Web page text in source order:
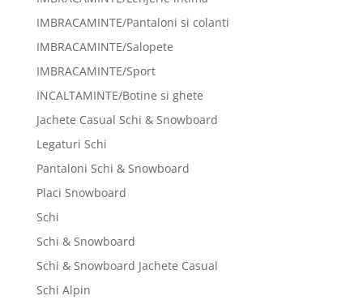
IMBRACAMINTE/Pantaloni si colanti
IMBRACAMINTE/Salopete
IMBRACAMINTE/Sport
INCALTAMINTE/Botine si ghete
Jachete Casual Schi & Snowboard
Legaturi Schi
Pantaloni Schi & Snowboard
Placi Snowboard
Schi
Schi & Snowboard
Schi & Snowboard Jachete Casual
Schi Alpin